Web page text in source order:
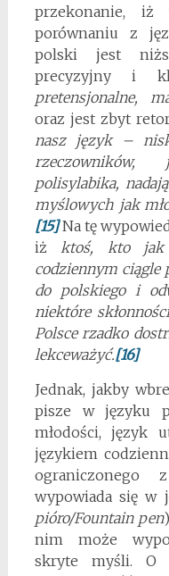
przekonanie,
porównaniu z
polski jest
precyzyjny i
pretensjonalne,
oraz jest zbyt
nasz język –
polisylabika,
myślowych jak
[15]Na tę
iż ktoś, kto
codziennym ciągle
do polskiego i
niektóre
Polsce rzadko
lekceważyć.[16]
Jednak, jakby
pisze w języku
młodości, język
językiem
wypowiada się w
pióro/Fountain pen
nim może
skryte myśli. O